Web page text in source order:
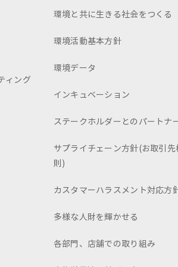
ィング
環境と共に生きる社会をつくる
環境活動基本方針
環境データ
インキュベーション
ステークホルダーとのパートナ
サプライチェーン方針(お取引先
則)
カスタマーハラスメント対応方
多様な人財を輝かせる
各部門、店舗での取り組み